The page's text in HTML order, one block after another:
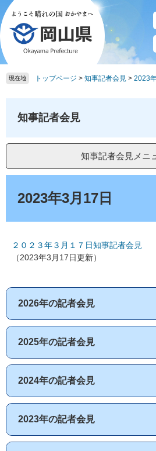
ペ
ー
ジ
の
先
頭
メ
ニ
ュ
ー
を
飛
現在地 トップページ > 知事記者会見 > 2023
知事記者会見
知事記者会見メニ
2023年3月17日
２０２３年３月１７日知事記者会見
（2023年3月17日更新）
2026年の記者会見
2025年の記者会見
2024年の記者会見
2023年の記者会見